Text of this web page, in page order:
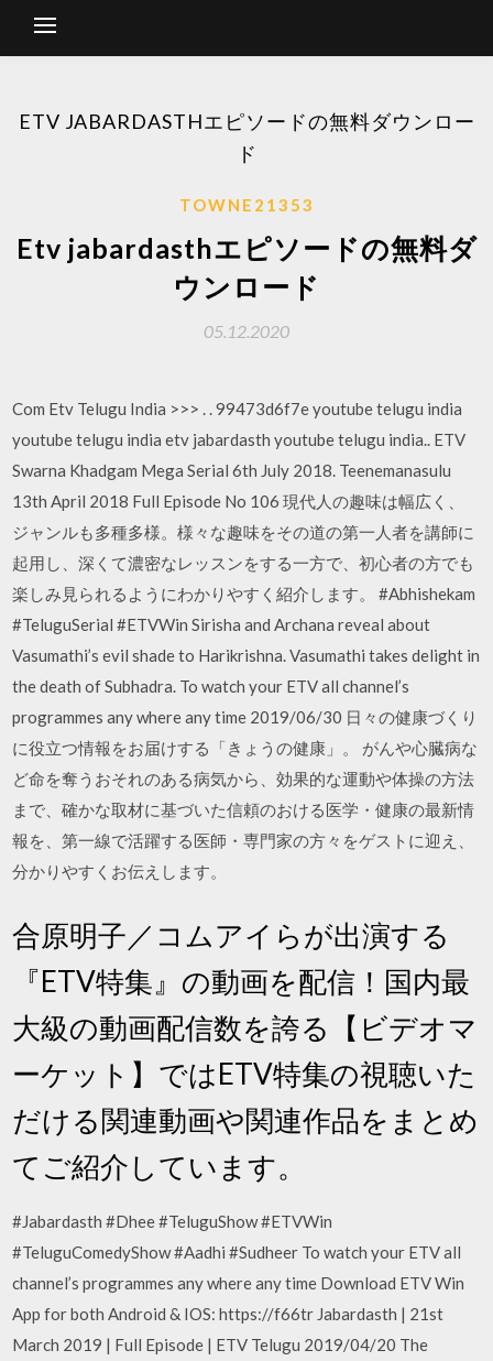
ETV JABARDASTHエピソードの無料ダウンロー
ド
TOWNE21353
Etv jabardasthエピソードの無料ダ
ウンロード
05.12.2020
Com Etv Telugu India >>> . . 99473d6f7e youtube telugu india
youtube telugu india etv jabardasth youtube telugu india.. ETV
Swarna Khadgam Mega Serial 6th July 2018. Teenemanasulu
13th April 2018 Full Episode No 106 現代人の趣味は幅広く、
ジャンルも多種多様。様々な趣味をその道の第一人者を講師に
起用し、深くて濃密なレッスンをする一方で、初心者の方でも
楽しみ見られるようにわかりやすく紹介します。 #Abhishekam
#TeluguSerial #ETVWin Sirisha and Archana reveal about
Vasumathi’s evil shade to Harikrishna. Vasumathi takes delight in
the death of Subhadra. To watch your ETV all channel’s
programmes any where any time 2019/06/30 日々の健康づくり
に役立つ情報をお届けする「きょうの健康」。 がんや心臓病な
ど命を奪うおそれのある病気から、効果的な運動や体操の方法
まで、確かな取材に基づいた信頼のおける医学・健康の最新情
報を、第一線で活躍する医師・専門家の方々をゲストに迎え、
分かりやすくお伝えします。
合原明子／コムアイらが出演する
『ETV特集』の動画を配信！国内最
大級の動画配信数を誇る【ビデオマ
ーケット】ではETV特集の視聴いた
だける関連動画や関連作品をまとめ
てご紹介しています。
#Jabardasth #Dhee #TeluguShow #ETVWin
#TeluguComedyShow #Aadhi #Sudheer To watch your ETV all
channel’s programmes any where any time Download ETV Win
App for both Android & IOS: https://f66tr Jabardasth | 21st
March 2019 | Full Episode | ETV Telugu 2019/04/20 The